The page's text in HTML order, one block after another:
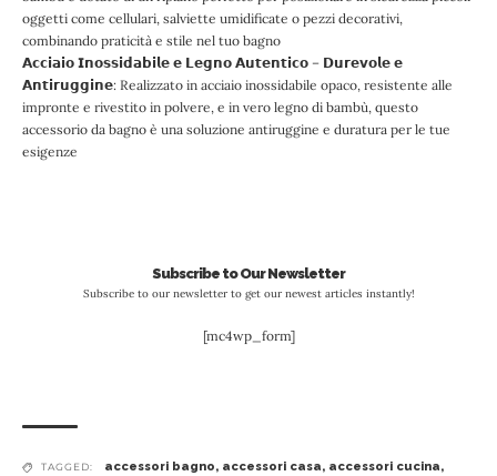
oggetti come cellulari, salviette umidificate o pezzi decorativi,
combinando praticità e stile nel tuo bagno
𝗔𝗰𝗰𝗶𝗮𝗶𝗼 𝗜𝗻𝗼𝘀𝘀𝗶𝗱𝗮𝗯𝗶𝗹𝗲 𝗲 𝗟𝗲𝗴𝗻𝗼 𝗔𝘂𝘁𝗲𝗻𝘁𝗶𝗰𝗼 – 𝗗𝘂𝗿𝗲𝘃𝗼𝗹𝗲 𝗲
𝗔𝗻𝘁𝗶𝗿𝘂𝗴𝗴𝗶𝗻𝗲: Realizzato in acciaio inossidabile opaco, resistente alle
impronte e rivestito in polvere, e in vero legno di bambù, questo
accessorio da bagno è una soluzione antiruggine e duratura per le tue
esigenze
Subscribe to Our Newsletter
Subscribe to our newsletter to get our newest articles instantly!
[mc4wp_form]
TAGGED: accessori bagno, accessori casa, accessori cucina,